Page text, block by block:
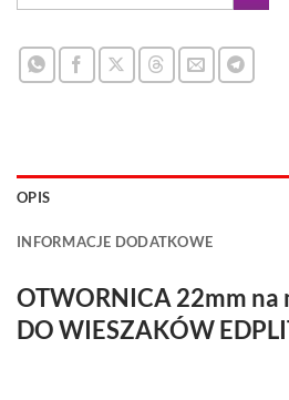
OPIS
INFORMACJE DODATKOWE
OTWORNICA 22mm na
DO WIESZAKÓW